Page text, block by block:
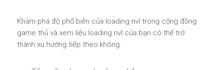
Khám phá độ phổ biến của loading nvl trong cộng đồng
game thủ và xem liệu loading nvl của bạn có thể trở
thành xu hướng tiếp theo không.